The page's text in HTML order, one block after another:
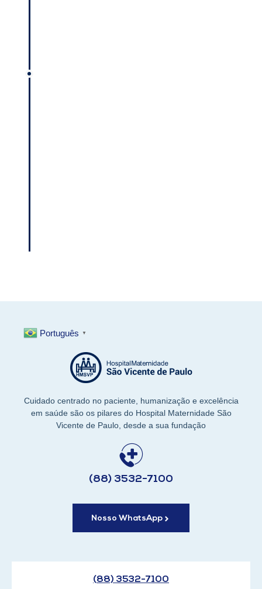
Português ▼
Cuidado centrado no paciente, humanização e excelência
em saúde são os pilares do Hospital Maternidade São
Vicente de Paulo, desde a sua fundação
(88) 3532-7100
Nosso WhatsApp
(88) 3532-7100